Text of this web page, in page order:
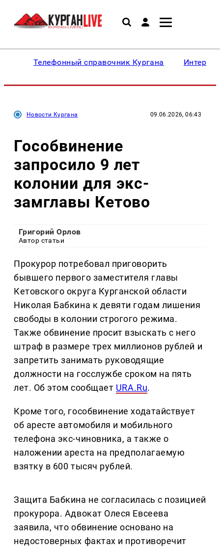
Телефонный справочник Кургана
Новости Кургана 09.06.2026, 06:43
Гособвинение
запросило 9 лет
колонии для экс-
замглавы Кетово
Григорий Орлов
Автор статьи
Прокурор потребовал приговорить
бывшего первого заместителя главы
Кетовского округа Курганской области
Николая Бабкина к девяти годам лишения
свободы в колонии строгого режима.
Также обвинение просит взыскать с него
штраф в размере трех миллионов рублей и
запретить занимать руководящие
должности на госслужбе сроком на пять
лет. Об этом сообщает URA.Ru.
Кроме того, гособвинение ходатайствует
об аресте автомобиля и мобильного
телефона экс-чиновника, а также о
наложении ареста на предполагаемую
взятку в 600 тысяч рублей.
Защита Бабкина не согласилась с позицией
прокурора. Адвокат Олеся Евсеева
заявила, что обвинение основано на
недостоверных фактах и противоречит